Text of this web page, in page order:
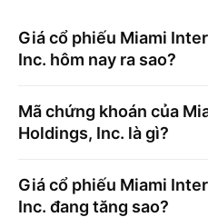
Giá cổ phiếu Miami
Inc. hôm nay ra sao?
Mã chứng khoán của
Holdings, Inc. là gì?
Giá cổ phiếu Miami
Inc. đang tăng sao?